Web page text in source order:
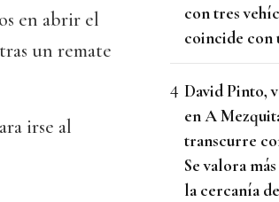
en abrir el
un remate
irse al
con tres
coincide con
David Pinto,
en A
transcurre
Se valora
la cercanía